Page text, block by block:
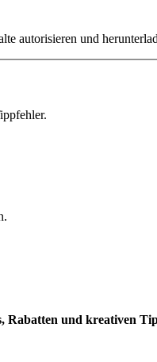
autorisieren und
Rabatten und kreativen